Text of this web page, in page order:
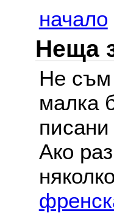
начало
Неща
Не съм
малка
Ако